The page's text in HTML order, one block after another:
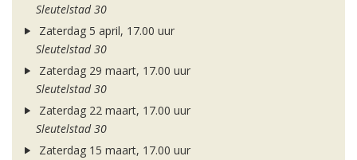
Sleutelstad 30
Zaterdag 5 april, 17.00 uur
Sleutelstad 30
Zaterdag 29 maart, 17.00 uur
Sleutelstad 30
Zaterdag 22 maart, 17.00 uur
Sleutelstad 30
Zaterdag 15 maart, 17.00 uur